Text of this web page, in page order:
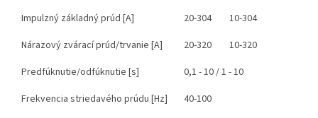
Impulzný základný prúd [A]
20-304
10-304
Nárazový zvárací prúd/trvanie [A]
20-320
10-320
Predfúknutie/odfúknutie [s]
0,1 - 10 / 1 - 10
Frekvencia striedavého prúdu [Hz]
40-100